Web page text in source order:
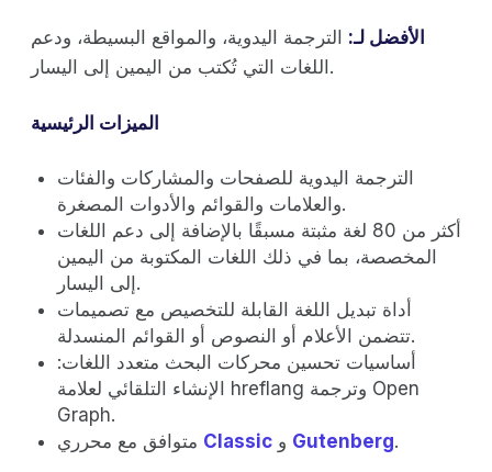
الأفضل لـ: الترجمة اليدوية، والمواقع البسيطة، ودعم
اللغات التي تُكتب من اليمين إلى اليسار.
الميزات الرئيسية
الترجمة اليدوية للصفحات والمشاركات والفئات
والعلامات والقوائم والأدوات المصغرة.
أكثر من 80 لغة مثبتة مسبقًا بالإضافة إلى دعم اللغات
المخصصة، بما في ذلك اللغات المكتوبة من اليمين
إلى اليسار.
أداة تبديل اللغة القابلة للتخصيص مع تصميمات
تتضمن الأعلام أو النصوص أو القوائم المنسدلة.
أساسيات تحسين محركات البحث متعدد اللغات:
الإنشاء التلقائي لعلامة hreflang وترجمة Open
Graph.
Classic Gutenberg.